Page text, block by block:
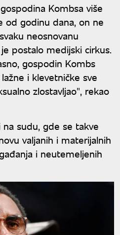
Kombsa više
od godinu dana, on ne
neosnovanu
postalo medijski cirkus.
gospodin Kombs
i klevetničke sve
zlostavljao", rekao
sudu, gde se takve
valjanih i materijalnih
i neutemeljenih